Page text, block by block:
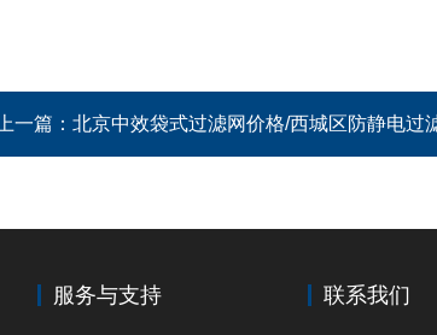
上一篇： 北京中效袋式过滤网价格/西城区防静电过
服务与支持 联系我们